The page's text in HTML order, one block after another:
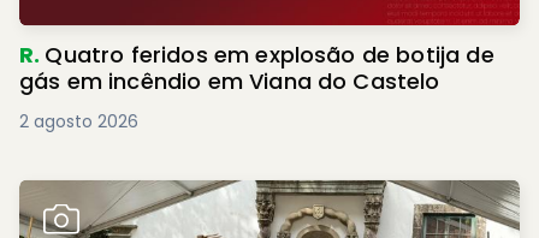
R. Quatro feridos em explosão de botija de
gás em incêndio em Viana do Castelo
2 agosto 2026